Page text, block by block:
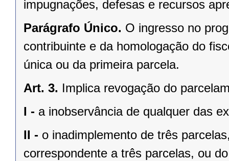
impugnações, defesas e recursos
Parágrafo Único. O ingresso no
contribuinte e da homologação do
única ou da primeira parcela.
Art. 3. Implica revogação do
I - a inobservância de qualquer das
II - o inadimplemento de três
correspondente a três parcelas, ou